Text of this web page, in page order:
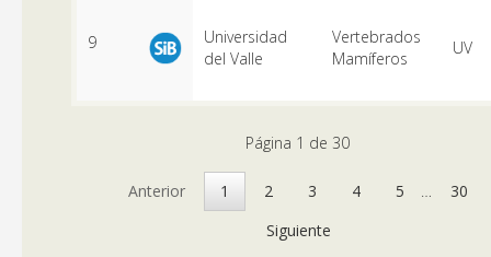
9
Universidad
del Valle
Vertebrados
Mamíferos
UV
Página 1 de 30
Anterior 1 2 3 4 5 …
30
Siguiente